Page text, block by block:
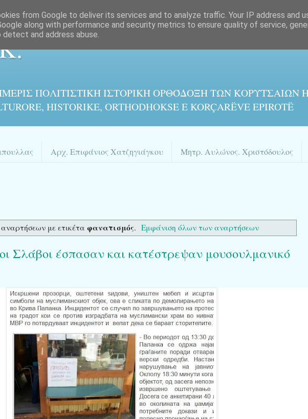
ΠΟΛΙΤΙΣΤΙΚΉ ΙΣΤΟΡΙΚΉ ΟΡΘΌΔΟΞΗ ΤΩΝ ΚΟΡΥΤΣΑΙΩΝ
HISTORIKE, ORTHODHOKSE E KORÇARËVE EPIROTË
Αρχ. Επιφάνιος Χατζηγιάγκου Μητρ. Αυλώνος. Χριστόδουλος
με ετικέτα φανατισμός. Εμφάνιση όλων των αναρτήσεων
Σλάβοι έσπασαν και κατέστρεψαν μουσουλμανικό
from Google to deliver its services and to analyze traffic. Your IP address and
along with performance and security metrics to ensure quality of service,
and address abuse.